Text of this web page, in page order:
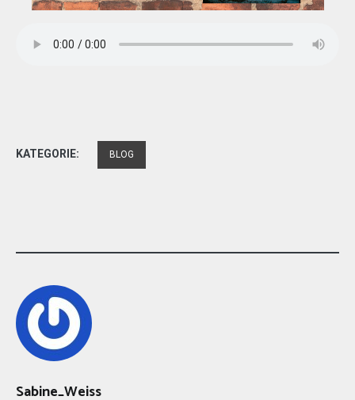
KATEGORIE: BLOG
Sabine_Weiss